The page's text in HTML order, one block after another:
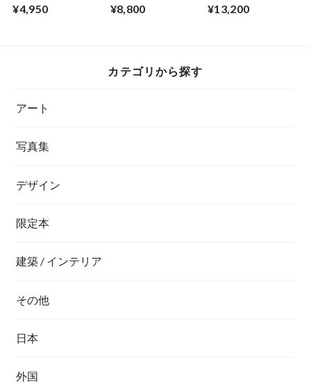
¥4,950
1989-2014
¥8,800
Photographs 1966-
¥13,200
カテゴリから探す
アート
写真集
デザイン
限定本
建築 / インテリア
その他
日本
外国